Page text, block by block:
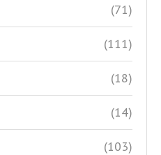
(71)
(111)
(18)
(14)
(103)